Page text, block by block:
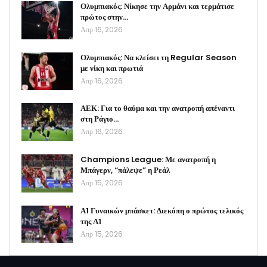
Ολυμπιακός: Νίκησε την Αρμάνι και τερμάτισε
πρώτος στην…
Απρ 16, 2026
Ολυμπιακός: Να κλείσει τη Regular Season
με νίκη και πρωτιά
Απρ 16, 2026
ΑΕΚ: Για το θαύμα και την ανατροπή απέναντι
στη Ράγιο…
Απρ 16, 2026
Champions League: Με ανατροπή η
Μπάγερν, “πάλεψε” η Ρεάλ
Απρ 15, 2026
Α1 Γυναικών μπάσκετ: Διεκόπη ο πρώτος τελικός
της Α1
Απρ 15, 2026